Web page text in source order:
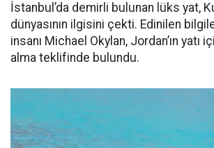
İstanbul’da demirli bulunan lüks yat,
dünyasının ilgisini çekti. Edinilen
insanı Michael Okylan, Jordan’ın yatı
alma teklifinde bulundu.